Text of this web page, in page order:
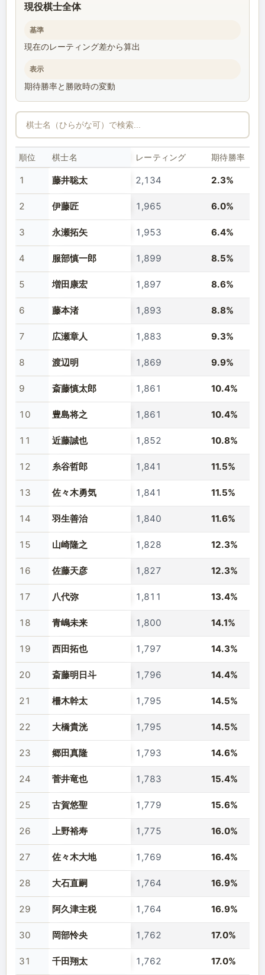
現役棋士全体
基準
現在のレーティング差から算出
表示
期待勝率と勝敗時の変動
順位 棋士名 レーティング 期待勝率
1 藤井聡太 2,134 2.3%
2 伊藤匠 1,965 6.0%
3 永瀬拓矢 1,953 6.4%
4 服部慎一郎 1,899 8.5%
5 増田康宏 1,897 8.6%
6 藤本渚 1,893 8.8%
7 広瀬章人 1,883 9.3%
8 渡辺明 1,869 9.9%
9 斎藤慎太郎 1,861 10.4%
10 豊島将之 1,861 10.4%
11 近藤誠也 1,852 10.8%
12 糸谷哲郎 1,841 11.5%
13 佐々木勇気 1,841 11.5%
14 羽生善治 1,840 11.6%
15 山崎隆之 1,828 12.3%
16 佐藤天彦 1,827 12.3%
17 八代弥 1,811 13.4%
18 青嶋未来 1,800 14.1%
19 西田拓也 1,797 14.3%
20 斎藤明日斗 1,796 14.4%
21 柵木幹太 1,795 14.5%
22 大橋貴洸 1,795 14.5%
23 郷田真隆 1,793 14.6%
24 菅井竜也 1,783 15.4%
25 古賀悠聖 1,779 15.6%
26 上野裕寿 1,775 16.0%
27 佐々木大地 1,769 16.4%
28 大石直嗣 1,764 16.9%
29 阿久津主税 1,764 16.9%
30 岡部怜央 1,762 17.0%
31 千田翔太 1,762 17.0%